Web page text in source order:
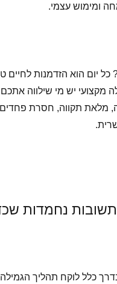
ומימוש עצמי.
יום הוא הזדמנות לחיים
מקצועי יש מי שילווה
מלאת תקווה, חסרת פחדים
נחמדות
כלל לוקח תהליך